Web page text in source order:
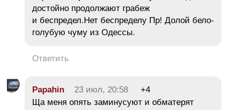
достойно продолжают грабеж
и беспредел.Нет беспределу Пр! Долой бело-
голубую чуму из Одессы.
Ответить
Papahin 23 июл, 20:58
+4
Ща меня опять заминусуют и обматерят